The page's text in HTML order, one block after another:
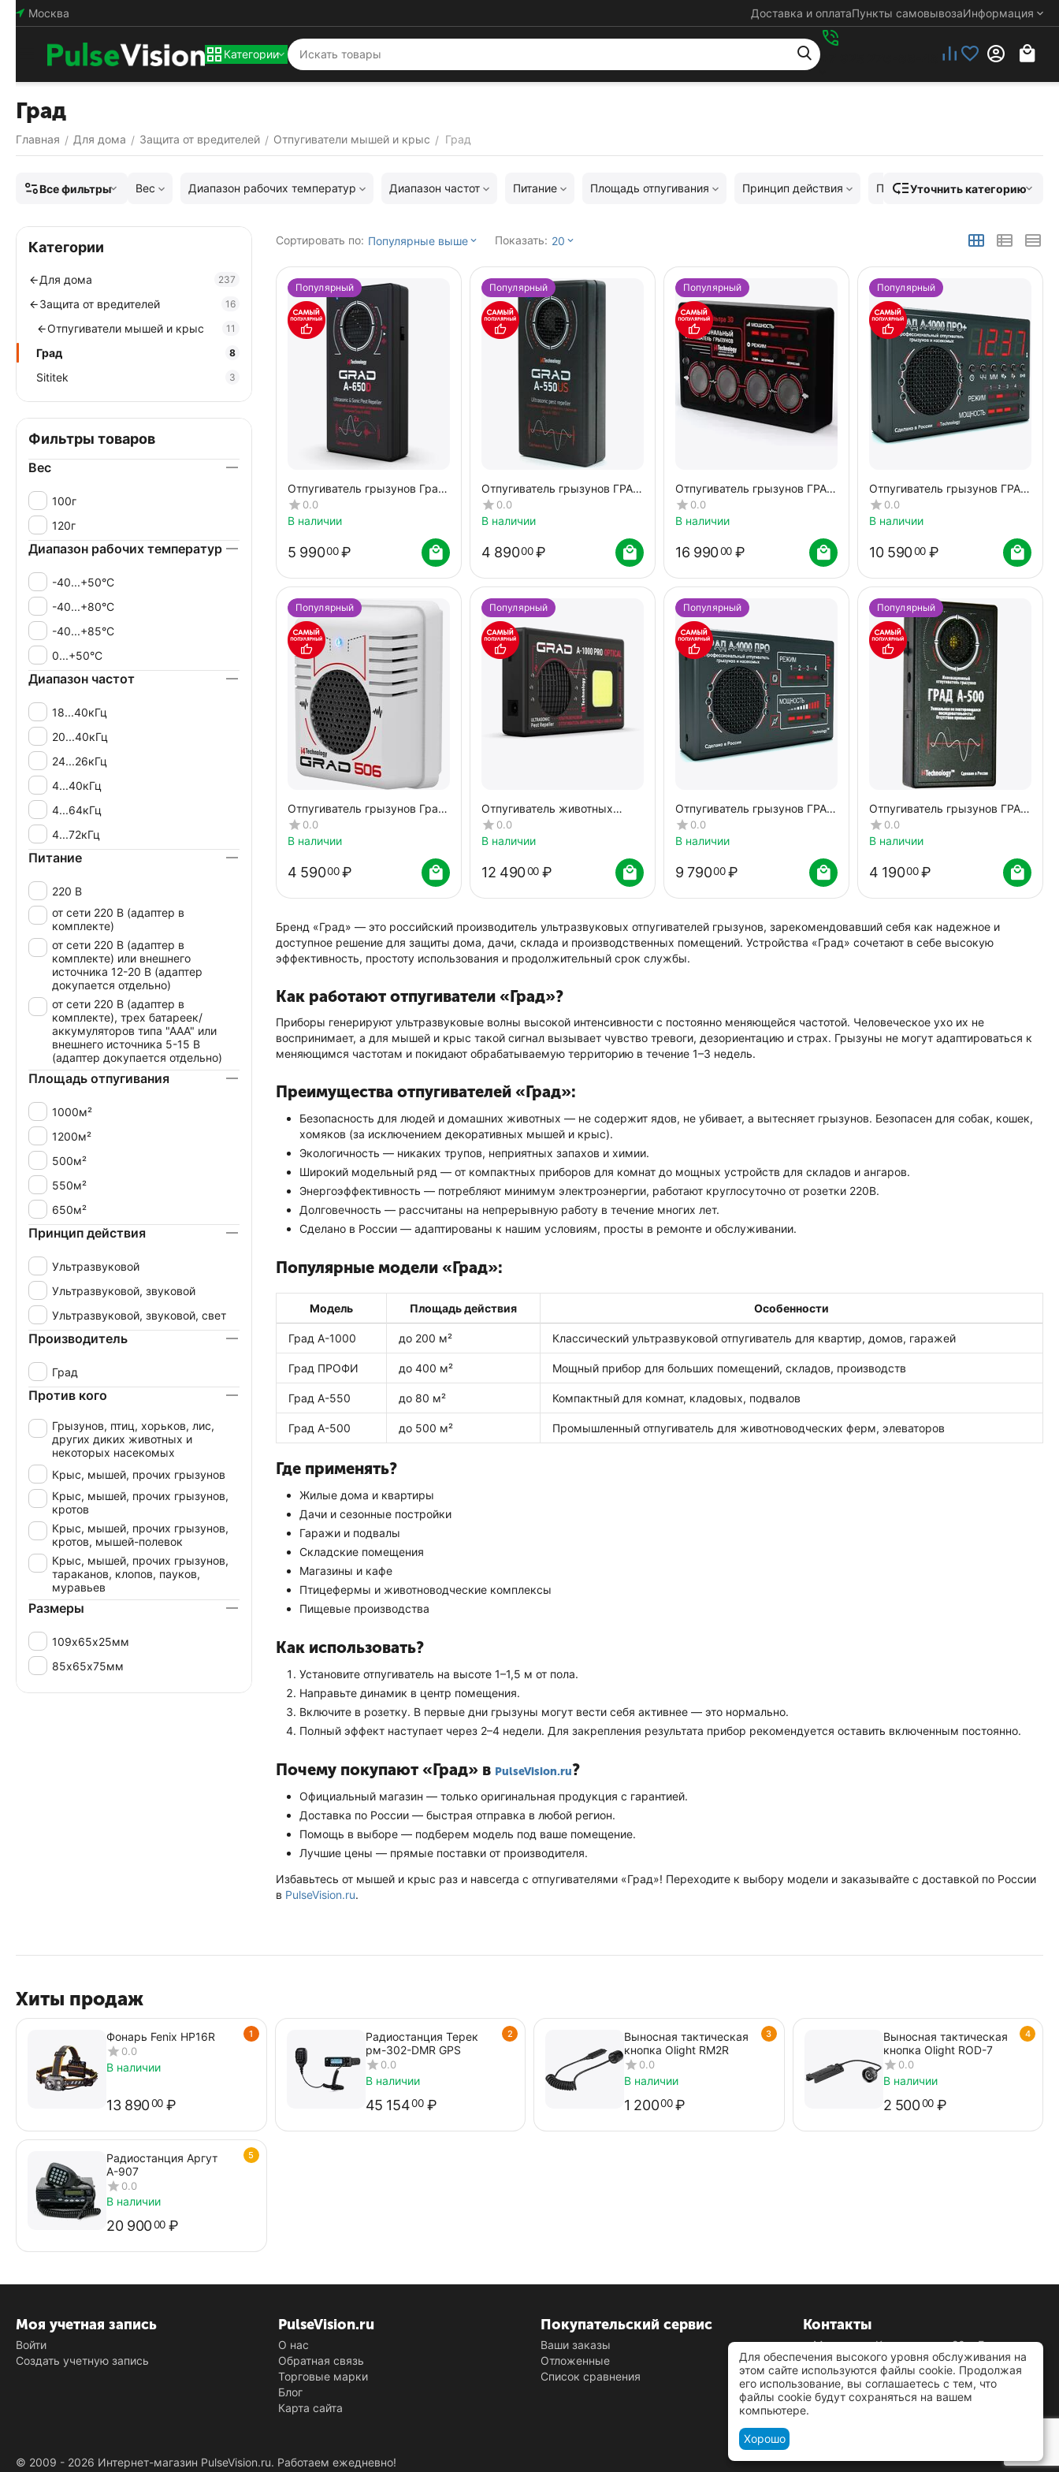
Москва Доставка и оплатаПункты самовывозаИнформация
Категории
Град
Главная / Для дома / Защита от вредителей / Отпугиватели мышей и крыс / Град
Все фильтры Вес Диапазон рабочих температур Диапазон частот Питание Площадь отпугивания Принцип действия Производитель Против кого
Уточнить категорию
Бренд «Град» — это российский производитель ультразвуковых отпугивателей грызунов, зарекомендовавший себя как надежное и
доступное решение для защиты дома, дачи, склада и производственных помещений. Устройства «Град» сочетают в себе высокую
эффективность, простоту использования и продолжительный срок службы.
Как работают отпугиватели «Град»?
Приборы генерируют ультразвуковые волны высокой интенсивности с постоянно меняющейся частотой. Человеческое ухо их не
воспринимает, а для мышей и крыс такой сигнал вызывает чувство тревоги, дезориентацию и страх. Грызуны не могут адаптироваться к
меняющимся частотам и покидают обрабатываемую территорию в течение 1–3 недель.
Преимущества отпугивателей «Град»:
Безопасность для людей и домашних животных — не содержит ядов, не убивает, а вытесняет грызунов. Безопасен для собак, кошек,
хомяков (за исключением декоративных мышей и крыс).
Экологичность — никаких трупов, неприятных запахов и химии.
Широкий модельный ряд — от компактных приборов для комнат до мощных устройств для складов и ангаров.
Энергоэффективность — потребляют минимум электроэнергии, работают круглосуточно от розетки 220В.
Долговечность — рассчитаны на непрерывную работу в течение многих лет.
Сделано в России — адаптированы к нашим условиям, просты в ремонте и обслуживании.
Популярные модели «Град»:
Модель Площадь действия Особенности
Град А-1000 до 200 м² Классический ультразвуковой отпугиватель для квартир, домов, гаражей
Град ПРОФИ до 400 м² Мощный прибор для больших помещений, складов, производств
Град А-550 до 80 м² Компактный для комнат, кладовых, подвалов
Град А-500 до 500 м² Промышленный отпугиватель для животноводческих ферм, элеваторов
Где применять?
Жилые дома и квартиры
Дачи и сезонные постройки
Гаражи и подвалы
Складские помещения
Магазины и кафе
Птицефермы и животноводческие комплексы
Пищевые производства
Как использовать?
Установите отпугиватель на высоте 1–1,5 м от пола.
Направьте динамик в центр помещения.
Включите в розетку. В первые дни грызуны могут вести себя активнее — это нормально.
Полный эффект наступает через 2–4 недели. Для закрепления результата прибор рекомендуется оставить включенным постоянно.
Почему покупают «Град» в PulseVision.ru?
Официальный магазин — только оригинальная продукция с гарантией.
Доставка по России — быстрая отправка в любой регион.
Помощь в выборе — подберем модель под ваше помещение.
Лучшие цены — прямые поставки от производителя.
Избавьтесь от мышей и крыс раз и навсегда с отпугивателями «Град»! Переходите к выбору модели и заказывайте с доставкой по России
в PulseVision.ru.
Сортировать по: Популярные выше Показать: 20
Популярный
Отпугиватель грызунов Град
А-650Д
0.0
В наличии
5 99000 ₽
Популярный
Отпугиватель грызунов ГРАД
А-550УЗ
0.0
В наличии
4 89000 ₽
Популярный
Отпугиватель грызунов ГРАД
УЛЬТРА 3D
0.0
В наличии
16 99000 ₽
Популярный
Отпугиватель грызунов ГРАД
А-1000 ПРО+
0.0
В наличии
10 59000 ₽
Популярный
Отпугиватель грызунов Град
5060.0
В наличии
4 59000 ₽
Популярный
Отпугиватель животных
ГРАД А-1000 ПРО ОПТИК
0.0
В наличии
12 49000 ₽
Популярный
Отпугиватель грызунов ГРАД
А-1000 ПРО
0.0
В наличии
9 79000 ₽
Популярный
Отпугиватель грызунов ГРАД
А-500
0.0
В наличии
4 19000 ₽
Категории
Для дома 237
Защита от вредителей 16
Отпугиватели мышей и крыс 11
Град 8
Sititek 3
Фильтры товаров
Вес
100г
120г
Диапазон рабочих температур
-40...+50°C
-40...+80°C
-40...+85°C
0...+50°C
Диапазон частот
18...40кГц
20...40кГц
24...26кГц
4...40кГц
4...64кГц
4...72кГц
Питание
220 В
от сети 220 В (адаптер в
комплекте)
от сети 220 В (адаптер в
комплекте) или внешнего
источника 12-20 В (адаптер
докупается отдельно)
от сети 220 В (адаптер в
комплекте), трех батареек/
аккумуляторов типа "ААА" или
внешнего источника 5-15 В
(адаптер докупается отдельно)
Площадь отпугивания
1000м²
1200м²
500м²
550м²
650м²
Принцип действия
Ультразвуковой
Ультразвуковой, звуковой
Ультразвуковой, звуковой, свет
Производитель
Град
Против кого
Грызунов, птиц, хорьков, лис,
других диких животных и
некоторых насекомых
Крыс, мышей, прочих грызунов
Крыс, мышей, прочих грызунов,
кротов
Крыс, мышей, прочих грызунов,
кротов, мышей-полевок
Крыс, мышей, прочих грызунов,
тараканов, клопов, пауков,
муравьев
Размеры
109х65х25мм
85х65х75мм
Хиты продаж
1
Фонарь Fenix HP16R
0.0
В наличии
13 89000 ₽
2
Радиостанция Терек
рм-302-DMR GPS
0.0
В наличии
45 15400 ₽
3
Выносная тактическая
кнопка Olight RM2R
0.0
В наличии
1 20000 ₽
4
Выносная тактическая
кнопка Olight ROD-7
0.0
В наличии
2 50000 ₽
5
Радиостанция Аргут
А-907
0.0
В наличии
20 90000 ₽
Моя учетная запись
Войти
Создать учетную запись
PulseVision.ru
О нас
Обратная связь
Торговые марки
Блог
Карта сайта
Покупательский сервис
Ваши заказы
Отложенные
Список сравнения
Контакты
г. Москва, ул.Кусковская д.20а, Бизнес-
центр «Кусково» 1-й подъезд, этаж 6, офис
607в
+7 925 276-88-48(звонок бесплатный)
Пн-Вс 9.00 - 18.00
© 2009 - 2026 Интернет-магазин PulseVision.ru. Работаем ежедневно!
Для обеспечения высокого уровня обслуживания на
этом сайте используются файлы cookie. Продолжая
его использование, вы соглашаетесь с тем, что
файлы cookie будут сохраняться на вашем
компьютере.
Хорошо